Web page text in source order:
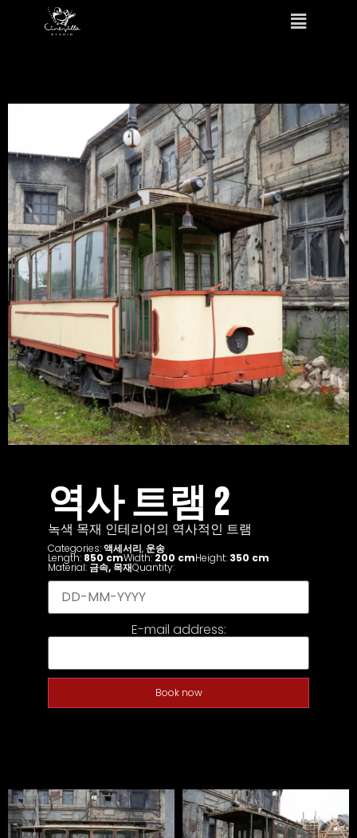
역사 트램 2
녹색 목재 인테리어의 역사적인 트램
Categories:액세서리,운송
Length: 850 cmWidth:200 cmHeight: 350 cm
Material:금속,목재Quantity:
E-mail address:
Book now